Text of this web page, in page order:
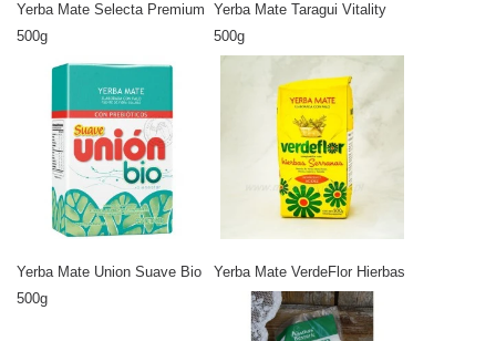
Yerba Mate Selecta Premium
500g
Yerba Mate Taragui Vitality
500g
Yerba Mate Union Suave Bio
500g
Yerba Mate VerdeFlor Hierbas